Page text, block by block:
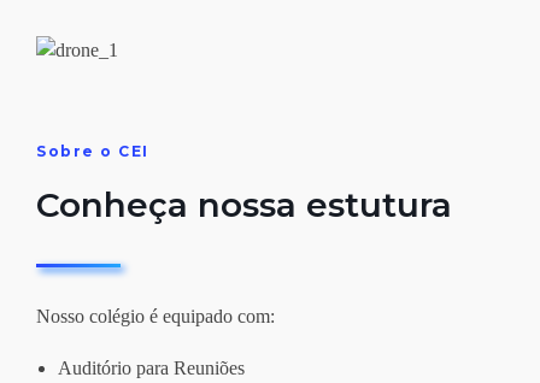
Sobre o CEI
Conheça nossa estutura
Nosso colégio é equipado com:
Auditório para Reuniões